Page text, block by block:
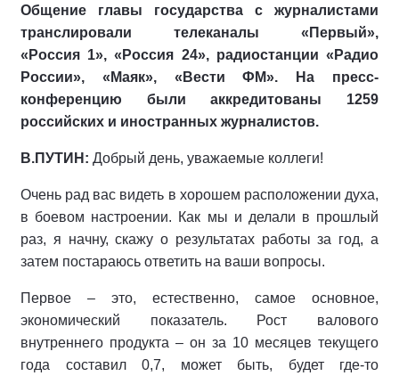
Общение главы государства с журналистами
транслировали телеканалы «Первый»,
«Россия 1», «Россия 24», радиостанции «Радио
России», «Маяк», «Вести ФМ». На пресс-
конференцию были аккредитованы 1259
российских и иностранных журналистов.
В.ПУТИН: Добрый день, уважаемые коллеги!
Очень рад вас видеть в хорошем расположении духа,
в боевом настроении. Как мы и делали в прошлый
раз, я начну, скажу о результатах работы за год, а
затем постараюсь ответить на ваши вопросы.
Первое – это, естественно, самое основное,
экономический показатель. Рост валового
внутреннего продукта – он за 10 месяцев текущего
года составил 0,7, может быть, будет где-то